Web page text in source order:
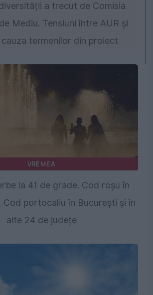
a trecut de Comisia
Mediu. Tensiuni între AUR și
cauza termenilor din proiect
VREMEA
la 41 de grade. Cod roșu în
Cod portocaliu în București și în
alte 24 de județe